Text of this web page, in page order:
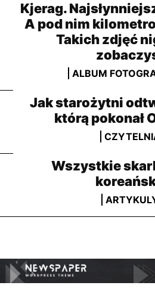
Kjerag.
A pod nim
Takich zdjęć
ALBUM
Jak starożytni
którą pokonał
Wszystkie